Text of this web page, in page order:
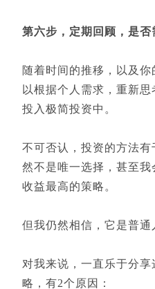
第六步，定期回顾，是否
随着时间的推移，以及
以根据个人需求，重新思
投入极简投资中。
不可否认，投资的方法
然不是唯一选择，甚至
收益最高的策略。
但我仍然相信，它是普通
对我来说，一直乐于分
略，有2个原因：